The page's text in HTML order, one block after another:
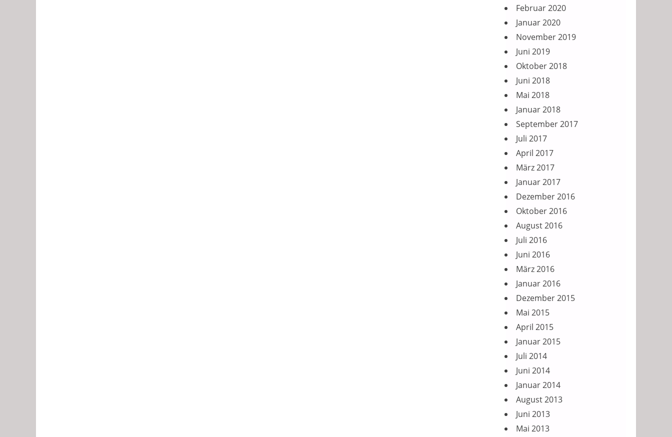
Februar 2020
Januar 2020
November 2019
Juni 2019
Oktober 2018
Juni 2018
Mai 2018
Januar 2018
September 2017
Juli 2017
April 2017
März 2017
Januar 2017
Dezember 2016
Oktober 2016
August 2016
Juli 2016
Juni 2016
März 2016
Januar 2016
Dezember 2015
Mai 2015
April 2015
Januar 2015
Juli 2014
Juni 2014
Januar 2014
August 2013
Juni 2013
Mai 2013